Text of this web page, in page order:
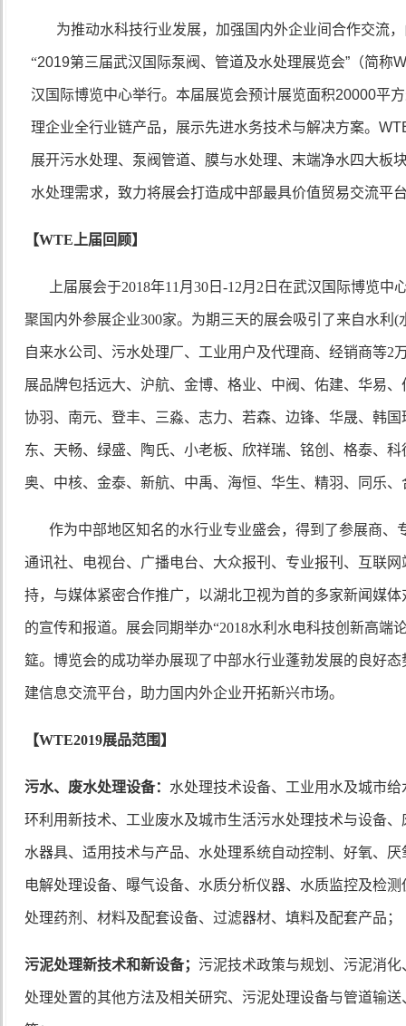
为推动水科技行业发展，加强国内外企业间合作交流
“2019第三届武汉国际泵阀、管道及水处理展览会”（简称
汉国际博览中心举行。本届展览会预计展览面积20000平
理企业全行业链产品，展示先进水务技术与解决方案。
展开污水处理、泵阀管道、膜与水处理、末端净水四大板
水处理需求，致力将展会打造成中部最具价值贸易交流平
【WTE上届回顾】
上届展会于2018年11月30日-12月2日在武汉国际博览中
聚国内外参展企业300家。为期三天的展会吸引了来自水利
自来水公司、污水处理厂、工业用户及代理商、经销商等2
展品牌包括远大、沪航、金博、格业、中阀、佑建、华易
协羽、南元、登丰、三淼、志力、若森、边锋、华晟、韩
东、天畅、绿盛、陶氏、小老板、欣祥瑞、铭创、格泰、
奥、中核、金泰、新航、中禹、海恒、华生、精羽、同乐
作为中部地区知名的水行业专业盛会，得到了参展商、
通讯社、电视台、广播电台、大众报刊、专业报刊、互联
持，与媒体紧密合作推广，以湖北卫视为首的多家新闻媒
的宣传和报道。展会同期举办“2018水利水电科技创新高端
筵。博览会的成功举办展现了中部水行业蓬勃发展的良好
建信息交流平台，助力国内外企业开拓新兴市场。
【WTE2019展品范围】
污水、废水处理设备： 水处理技术设备、工业用水及城市
环利用新技术、工业废水及城市生活污水处理技术与设备
水器具、适用技术与产品、水处理系统自动控制、好氧、
电解处理设备、曝气设备、水质分析仪器、水质监控及检
处理药剂、材料及配套设备、过滤器材、填料及配套产品；
污泥处理新技术和新设备； 污泥技术政策与规划、污泥消
处理处置的其他方法及相关研究、污泥处理设备与管道输